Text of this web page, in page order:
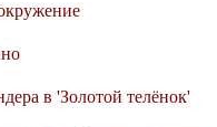
в 'Золотой телёнок'